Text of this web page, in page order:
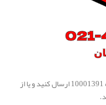
برای فعالسازی رایگان پنل پیامک عدد 2000 را به 10001391 ارسال کنید و یا از